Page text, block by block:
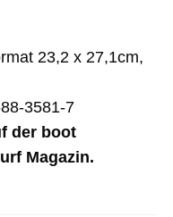
23,2 x 27,1cm,
der boot
Magazin.